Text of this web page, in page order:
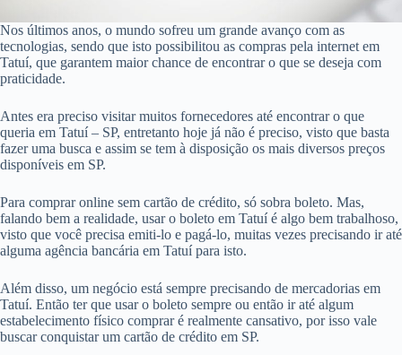
Nos últimos anos, o mundo sofreu um grande avanço com as
tecnologias, sendo que isto possibilitou as compras pela internet em
Tatuí, que garantem maior chance de encontrar o que se deseja com
praticidade.
Antes era preciso visitar muitos fornecedores até encontrar o que
queria em Tatuí – SP, entretanto hoje já não é preciso, visto que basta
fazer uma busca e assim se tem à disposição os mais diversos preços
disponíveis em SP.
Para comprar online sem cartão de crédito, só sobra boleto. Mas,
falando bem a realidade, usar o boleto em Tatuí é algo bem trabalhoso,
visto que você precisa emiti-lo e pagá-lo, muitas vezes precisando ir até
alguma agência bancária em Tatuí para isto.
Além disso, um negócio está sempre precisando de mercadorias em
Tatuí. Então ter que usar o boleto sempre ou então ir até algum
estabelecimento físico comprar é realmente cansativo, por isso vale
buscar conquistar um cartão de crédito em SP.